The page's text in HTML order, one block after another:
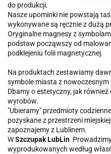
do produkcji.
Nasze upominki nie powstają
wykonywane są ręcznie z dużą
Oryginalne magnesy z
podstaw począwszy od
podklejeniu folii magnetycznej.
Na produktach zestawiamy
symbole miasta z nowoczesnym
Dbamy o estetyczny, jak
wyrobów.
"Ubieramy" przedmioty
pozyskane z przestrzeni
zapoznajemy z Lublinem.
WSzczupak LubLin
wyprodukowanych według